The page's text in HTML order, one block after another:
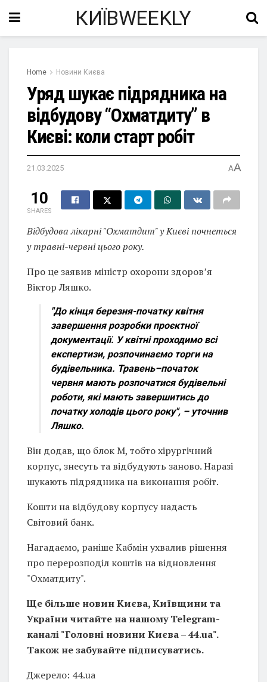
КИЇВWEEKLY
Home Новини Києва
Уряд шукає підрядника на
відбудову “Охматдиту” в
Києві: коли старт робіт
21.03.2025 AA
10
SHARES
Відбудова лікарні "Охматдит" у Києві почнеться
у травні-червні цього року.
Про це заявив міністр охорони здоровʼя
Віктор Ляшко.
"До кінця березня-початку квітня
завершення розробки проєктної
документації. У квітні проходимо всі
експертизи, розпочинаємо торги на
будівельника. Травень–початок
червня мають розпочатися будівельні
роботи, які мають завершитись до
початку холодів цього року", – уточнив
Ляшко.
Він додав, що блок М, тобто хірургічний
корпус, знесуть та відбудують заново. Наразі
шукають підрядника на виконання робіт.
Кошти на відбудову корпусу надасть
Світовий банк.
Нагадаємо, раніше Кабмін ухвалив рішення
про перерозподіл коштів на відновлення
"Охматдиту".
Ще більше новин Києва, Київщини та
України читайте на нашому Telegram-
каналі "Головні новини Києва – 44.ua".
Також не забувайте підписуватись.
Джерело: 44.ua